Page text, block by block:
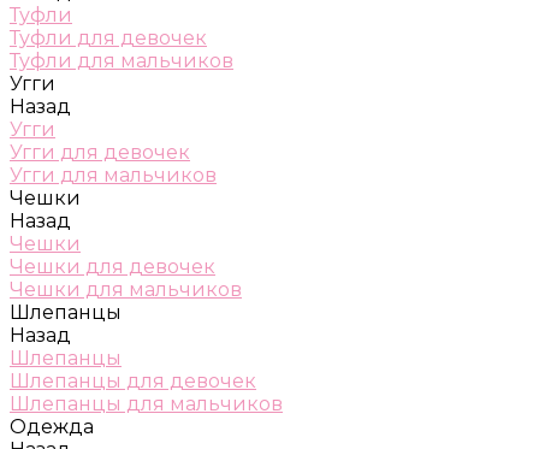
Туфли
Туфли для девочек
Туфли для мальчиков
Угги
Назад
Угги
Угги для девочек
Угги для мальчиков
Чешки
Назад
Чешки
Чешки для девочек
Чешки для мальчиков
Шлепанцы
Назад
Шлепанцы
Шлепанцы для девочек
Шлепанцы для мальчиков
Одежда